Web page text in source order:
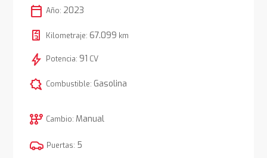
calendar_today Año: 2023
Kilometraje: 67.099 km
bolt Potencia: 91 CV
comic_bubble Combustible: Gasolina
auto_transmission Cambio: Manual
Puertas: 5